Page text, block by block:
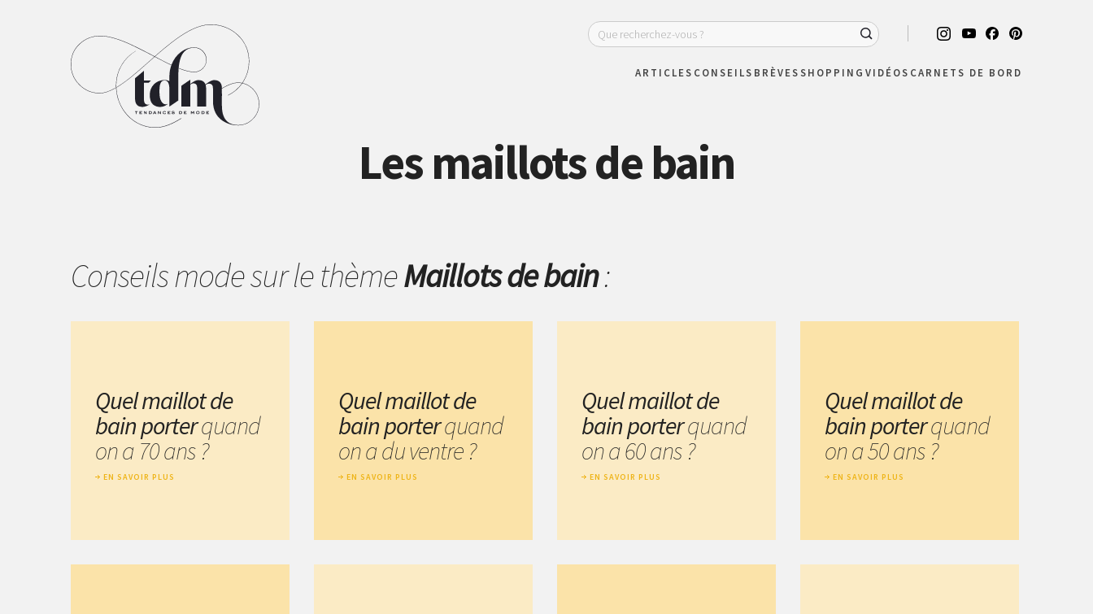
ARTICLES CONSEILS BRÈVESSHOPPING VIDÉOS CARNETS DE BORD
Les maillots de bain
Conseils mode sur le thèmeMaillots de bain:
Quel maillot de
bain porterquand
on a 70 ans ?
EN SAVOIR PLUS
Quel maillot de
bain porterquand
on a du ventre ?
EN SAVOIR PLUS
Quel maillot de
bain porterquand
on a 60 ans ?
EN SAVOIR PLUS
Quel maillot de
bain porterquand
on a 50 ans ?
EN SAVOIR PLUS